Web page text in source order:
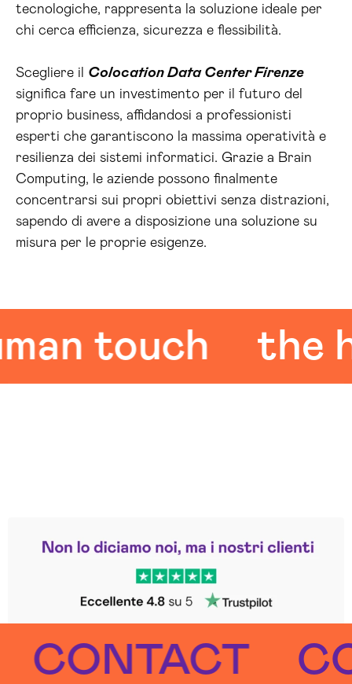
tecnologiche, rappresenta la soluzione ideale per
chi cerca efficienza, sicurezza e flessibilità.
Scegliere il Colocation Data Center Firenze
significa fare un investimento per il futuro del
proprio business, affidandosi a professionisti
esperti che garantiscono la massima operatività e
resilienza dei sistemi informatici. Grazie a Brain
Computing, le aziende possono finalmente
concentrarsi sui propri obiettivi senza distrazioni,
sapendo di avere a disposizione una soluzione su
misura per le proprie esigenze.
touch the
Trustpilot